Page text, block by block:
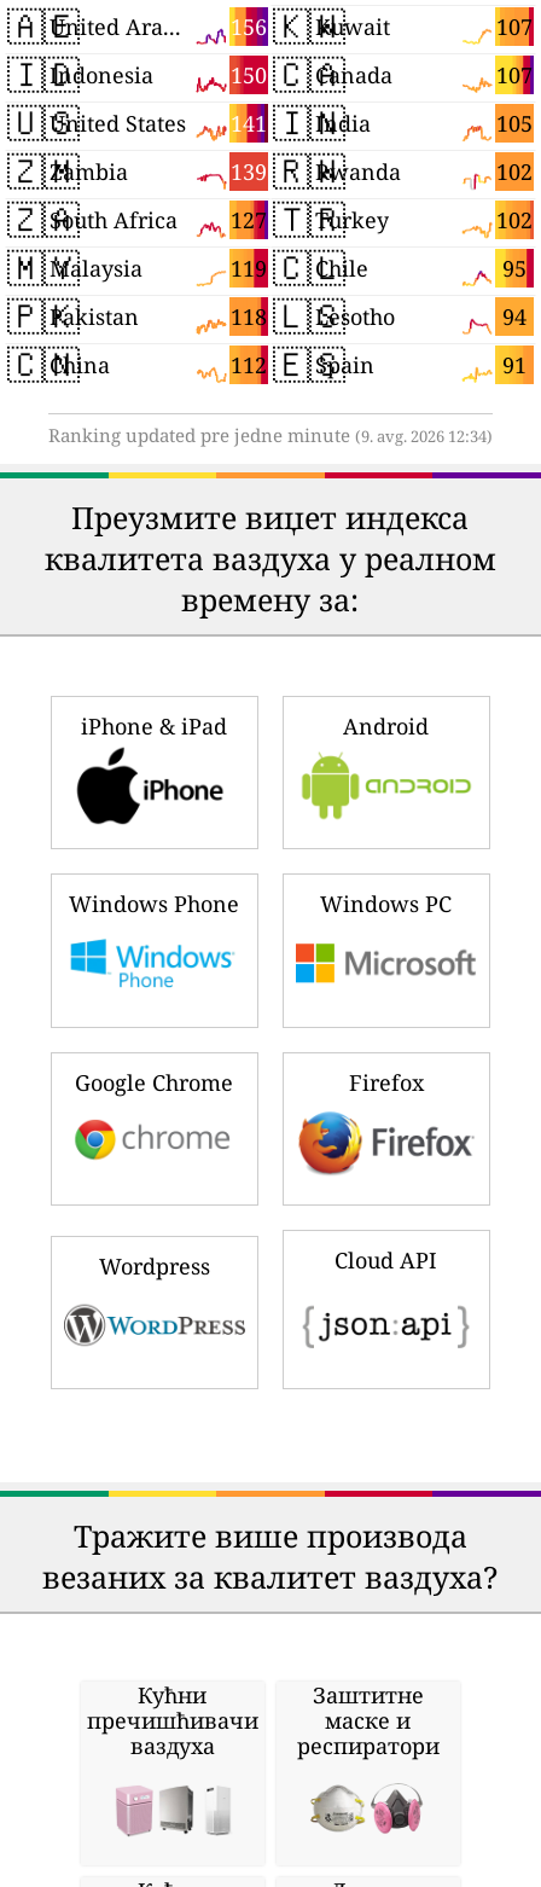
🇦🇪 156
United Arab Emirates
🇮🇩 150
Indonesia
🇺🇸 141
United States
🇿🇲 139
Zambia
🇿🇦 127
South Africa
🇲🇾 119
Malaysia
🇵🇰 118
Pakistan
🇨🇳 112
China
🇰🇼 107
Kuwait
🇨🇦 107
Canada
🇮🇳 105
India
🇷🇼 102
Rwanda
🇹🇷 102
Turkey
🇨🇱 95
Chile
🇱🇸 94
Lesotho
🇪🇸 91
Spain
Ranking updated pre jedne minute (9. avg. 2026 12:34)
Преузмите виџет индекса
квалитета ваздуха у реалном
времену за:
iPhone & iPad Android
Windows Phone Windows PC
Google Chrome Firefox
Wordpress Cloud API
Тражите више производа
везаних за квалитет ваздуха?
Кућни
пречишћивачи
ваздуха
Заштитне
маске и
респиратори